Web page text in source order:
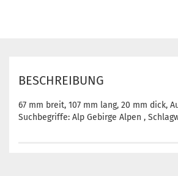
BESCHREIBUNG
67 mm breit, 107 mm lang, 20 mm dick,
Suchbegriffe: Alp Gebirge Alpen ,